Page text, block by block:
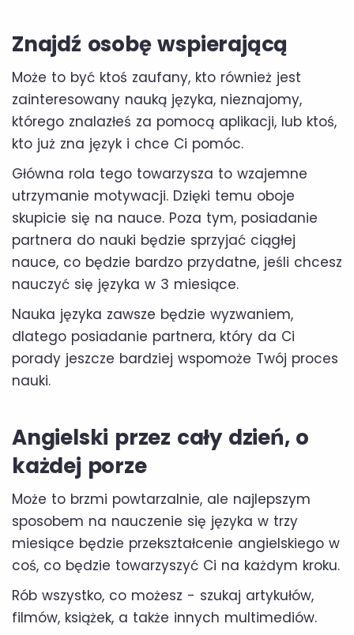
Znajdź osobę wspierającą
Może to być ktoś zaufany, kto również jest
zainteresowany nauką języka, nieznajomy,
którego znalazłeś za pomocą aplikacji, lub ktoś,
kto już zna język i chce Ci pomóc.
Główna rola tego towarzysza to wzajemne
utrzymanie motywacji. Dzięki temu oboje
skupicie się na nauce. Poza tym, posiadanie
partnera do nauki będzie sprzyjać ciągłej
nauce, co będzie bardzo przydatne, jeśli chcesz
nauczyć się języka w 3 miesiące.
Nauka języka zawsze będzie wyzwaniem,
dlatego posiadanie partnera, który da Ci
porady jeszcze bardziej wspomoże Twój proces
nauki.
Angielski przez cały dzień, o
każdej porze
Może to brzmi powtarzalnie, ale najlepszym
sposobem na nauczenie się języka w trzy
miesiące będzie przekształcenie angielskiego w
coś, co będzie towarzyszyć Ci na każdym kroku.
Rób wszystko, co możesz - szukaj artykułów,
filmów, książek, a także innych multimediów.